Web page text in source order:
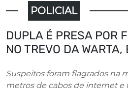
POLICIAL
DUPLA É PRESA POR
NO TREVO DA
Suspeitos foram flagrados na
metros de cabos de internet e